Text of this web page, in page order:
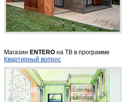
Магазин ENTERO на ТВ в программе
Квартирный вопрос